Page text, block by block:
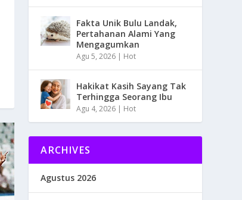
Fakta Unik Bulu Landak,
Pertahanan Alami Yang
Mengagumkan
Agu 5, 2026 | Hot
Hakikat Kasih Sayang Tak
Terhingga Seorang Ibu
Agu 4, 2026 | Hot
ARCHIVES
Agustus 2026